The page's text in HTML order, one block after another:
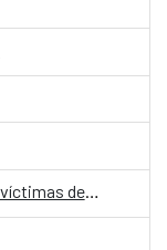
¡Floreceremos! Memorial virtual de las víctimas del Conflicto Armado Interno en Guatemala